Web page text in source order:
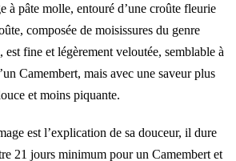
à pâte molle, entouré d’une croûte fleurie
composée de moisissures du genre
fine et légèrement veloutée, semblable à
Camembert, mais avec une saveur plus
et moins piquante.
est l’explication de sa douceur, il dure
21 jours minimum pour un Camembert et